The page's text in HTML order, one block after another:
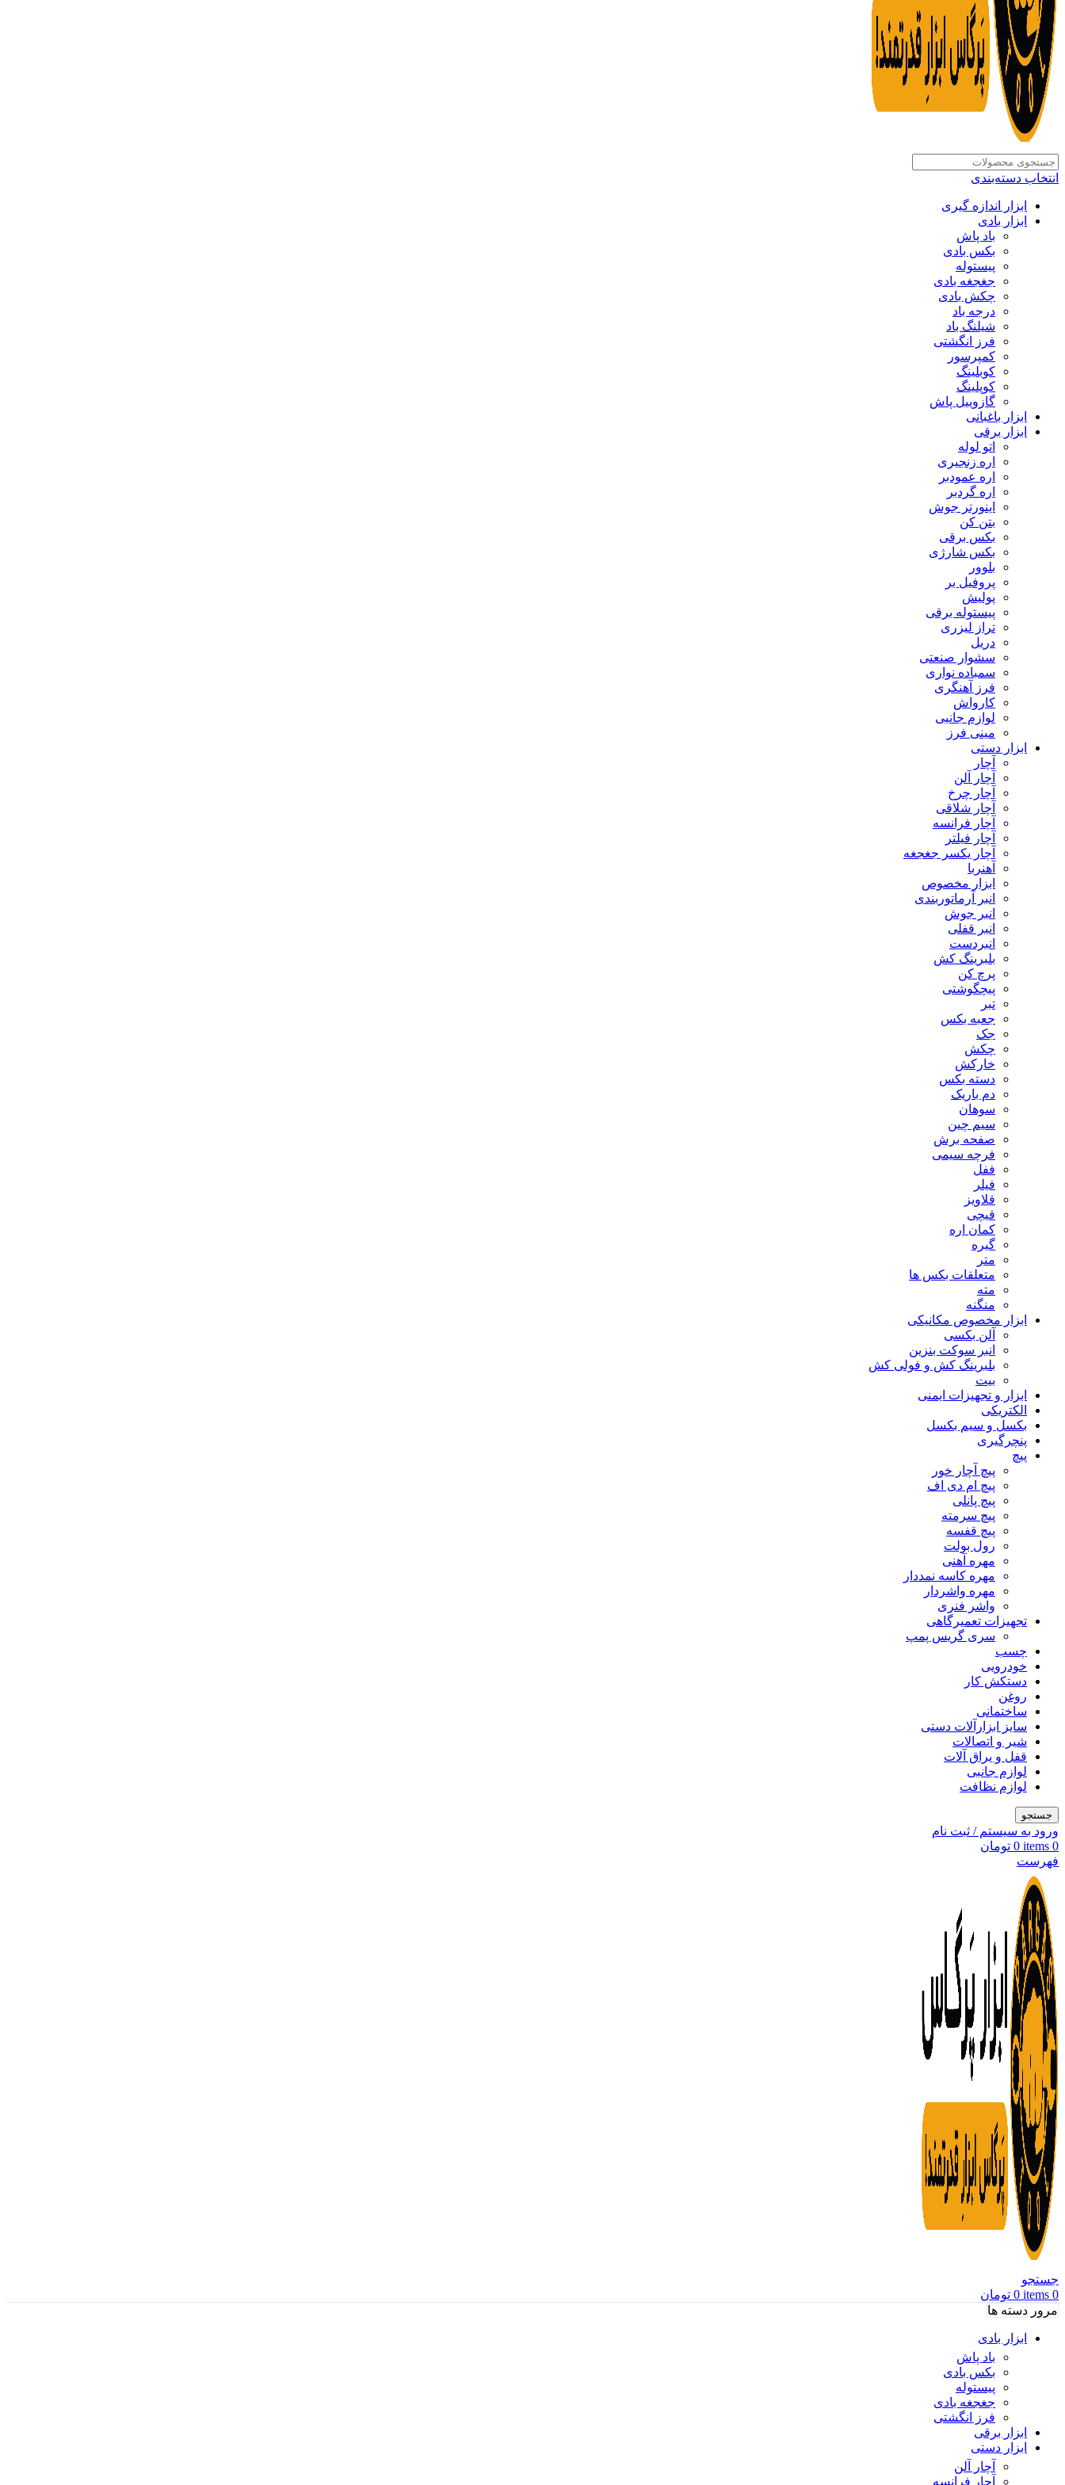
انتخاب دسته‌بندی
ابزار اندازه گیری
ابزار بادی
باد پاش
بکس بادی
پیستوله
جغجغه بادی
چکش بادی
درجه باد
شیلنگ باد
فرز انگشتی
کمپرسور
کوبلینگ
کوپلینگ
گازوییل پاش
ابزار باغبانی
ابزار برقی
اتو لوله
اره زنجیری
اره عمودبر
اره گردبر
اینورتر جوش
بتن کن
بکس برقی
بکس شارژی
بلوور
پروفیل بر
پولیش
پیستوله برقی
تراز لیزری
دریل
سشوار صنعتی
سمباده نواری
فرز آهنگری
کارواش
لوازم جانبی
مینی فرز
ابزار دستی
آچار
آچار آلن
آچار چرخ
آچار شلاقی
آچار فرانسه
آچار فیلتر
آچار یکسر جغجغه
آهنربا
ابزار مخصوص
انبر آرماتوربندی
انبر جوش
انبر قفلی
انبردست
بلبرینگ کش
پرچ کن
پیچگوشتی
تبر
جعبه بکس
جک
چکش
خارکش
دسته بکس
دم باریک
سوهان
سیم چین
صفحه برش
فرچه سیمی
ففل
فیلر
قلاویز
قیچی
کمان اره
گیره
متر
متعلقات بکس ها
مته
منگنه
ابزار مخصوص مکانیکی
آلن بکسی
انبر سوکت بنزین
بلبرینگ کش و فولی کش
بیت
ابزار و تجهیزات ایمنی
الکتریکی
بکسل و سیم بکسل
پنچرگیری
پیچ
پیچ آچار خور
پیچ ام دی اف
پیچ پانلی
پیچ سرمته
پیچ قفسه
رول بولت
مهره آهنی
مهره کاسه نمددار
مهره واشردار
واشر فنری
تجهیزات تعمیرگاهی
سری گریس پمپ
چسب
خودرویی
دستکش کار
روغن
ساختمانی
سایز ابزارآلات دستی
شیر و اتصالات
قفل و یراق آلات
لوازم جانبی
لوازم نظافت
جستجو
ورود به سیستم / ثبت نام
0
items
0 تومان
فهرست
جستجو
0
items
0 تومان
مرور دسته ها
ابزار بادی
باد پاش
بکس بادی
پیستوله
جغجغه بادی
فرز انگشتی
ابزار برقی
ابزار دستی
آچار آلن
آچار فرانسه